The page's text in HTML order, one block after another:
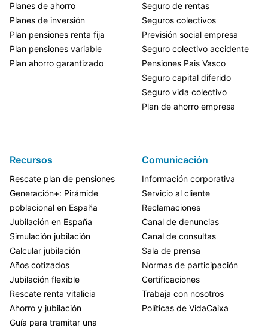
Planes de ahorro
Planes de inversión
Plan pensiones renta fija
Plan pensiones variable
Plan ahorro garantizado
Seguro de rentas
Seguros colectivos
Previsión social empresa
Seguro colectivo accidente
Pensiones Pais Vasco
Seguro capital diferido
Seguro vida colectivo
Plan de ahorro empresa
Recursos
Rescate plan de pensiones
Generación+: Pirámide
poblacional en España
Jubilación en España
Simulación jubilación
Calcular jubilación
Años cotizados
Jubilación flexible
Rescate renta vitalicia
Ahorro y jubilación
Guía para tramitar una
Comunicación
Información corporativa
Servicio al cliente
Reclamaciones
Canal de denuncias
Canal de consultas
Sala de prensa
Normas de participación
Certificaciones
Trabaja con nosotros
Políticas de VidaCaixa